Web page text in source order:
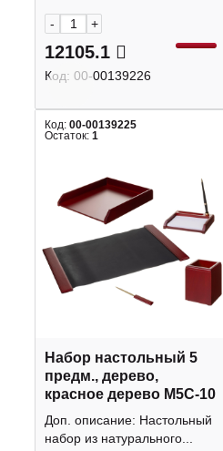
- +
12105.1
Код: 00-00139226
Код: 00-00139225
Остаток: 1
Набор настольный 5
предм., дерево,
красное дерево M5C-10
Доп. описание: Настольный
набор из натурального...